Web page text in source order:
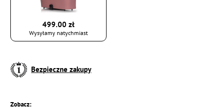
499.00 zł
Wysyłamy natychmiast
Bezpieczne zakupy
Zobacz: